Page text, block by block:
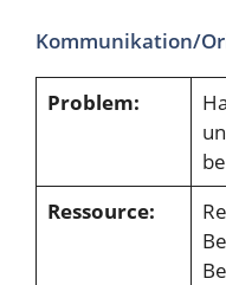
Kommunikation/
Problem:
Ressource: